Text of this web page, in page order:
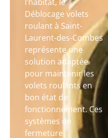
l’habitat, le
Déblocage volets
roulant à Saint-
Laurent-des-Combes
représente une
solution adaptée
pour maintenir les
volets roulants en
bon état de
fonctionnement. Ces
systèmes de
fermeture